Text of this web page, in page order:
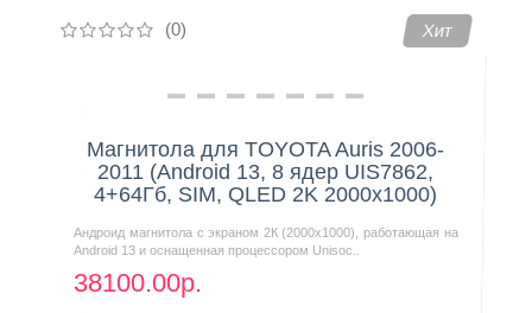
(0) Хит
Магнитола для TOYOTA Auris 2006-
2011 (Android 13, 8 ядер UIS7862,
4+64Гб, SIM, QLED 2K 2000x1000)
Андроид магнитола с экраном 2К (2000х1000), работающая на
Android 13 и оснащенная процессором Unisoc..
38100.00р.